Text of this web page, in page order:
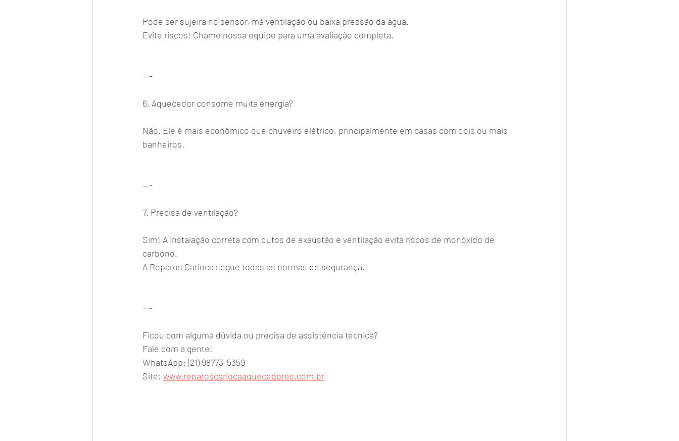
Pode ser sujeira no sensor, má ventilação ou baixa pressão da água.
Evite riscos! Chame nossa equipe para uma avaliação completa.
---
6. Aquecedor consome muita energia?
Não. Ele é mais econômico que chuveiro elétrico, principalmente em casas com dois ou mais
banheiros.
---
7. Precisa de ventilação?
Sim! A instalação correta com dutos de exaustão e ventilação evita riscos de monóxido de
carbono.
A Reparos Carioca segue todas as normas de segurança.
---
Ficou com alguma dúvida ou precisa de assistência técnica?
Fale com a gente!
WhatsApp: (21) 98773-5359
Site: www.reparoscariocaaquecedores.com.br